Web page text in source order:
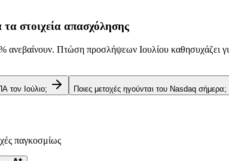
στοιχεία απασχόλησης
ανεβαίνουν. Πτώση προσλήψεων Ιουλίου καθησυχάζει
τον Ιούλιο; Ποιες μετοχές ηγούνται του Nasdaq σήμερα;
παγκοσμίως